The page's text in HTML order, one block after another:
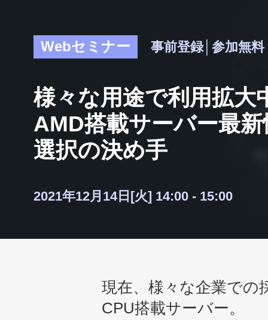
Webセミナー 事前登録│参加無料
様々な用途で利用拡大
AMD搭載サーバー最
選択の決め手
2021年12月14日[火] 14:00 - 15:00
現在、様々な企業での
CPU搭載サーバー。